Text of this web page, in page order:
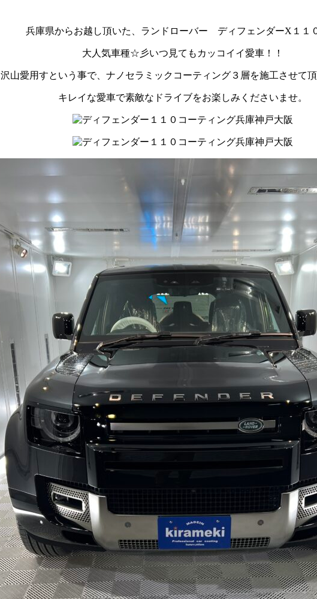
兵庫県からお越し頂いた、ランドローバー ディフェンダーX１１
大人気車種☆彡いつ見てもカッコイイ愛車！！
沢山愛用すという事で、ナノセラミックコーティング３層を施工させて頂
キレイな愛車で素敵なドライブをお楽しみくださいませ。